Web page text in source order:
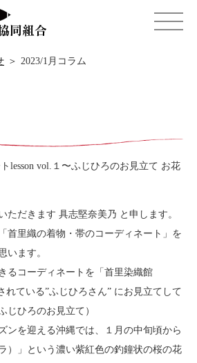
＞ 2023/1月コラム
lesson vol.１〜ふじひろのお見立て お花
ただきます 具志堅奈美乃 と申します。
首里織の着物・帯のコーディネート」を
います。
るコーディネートを「首里染織館
れている”ふじひろさん” にお見立てして
じひろのお見立て）
ンを迎える沖縄では、１月の中旬頃から
）」という濃い紫紅色の釣鐘状の桜の花